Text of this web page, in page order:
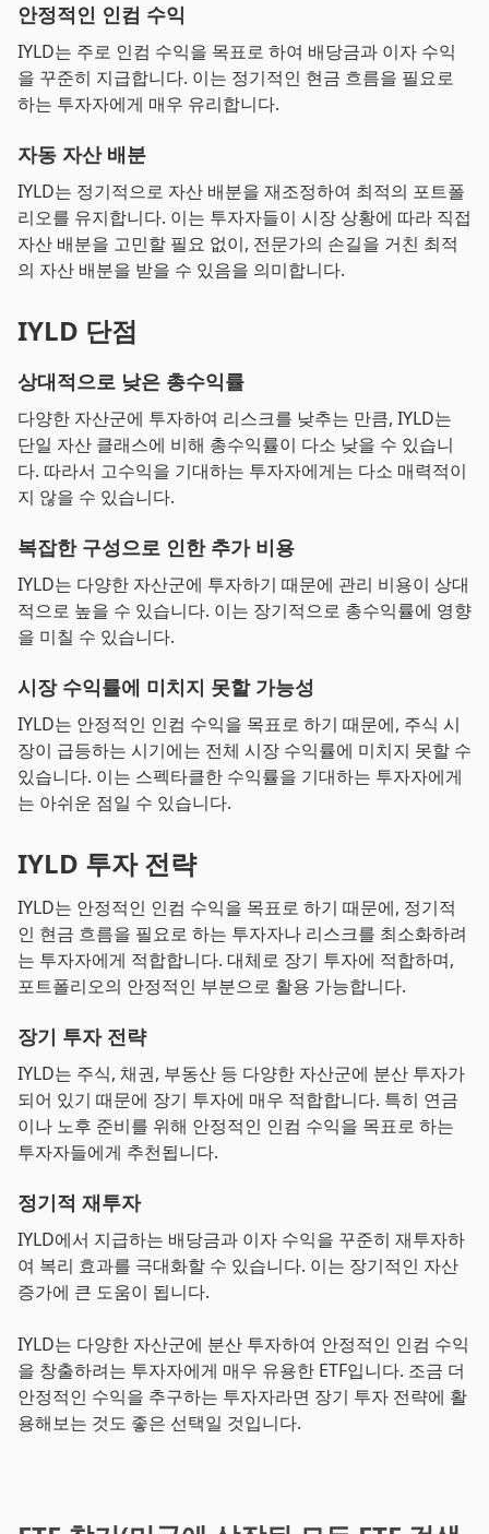
안정적인 인컴 수익
IYLD는 주로 인컴 수익을 목표로 하여 배당금과 이자 수익
을 꾸준히 지급합니다. 이는 정기적인 현금 흐름을 필요로
하는 투자자에게 매우 유리합니다.
자동 자산 배분
IYLD는 정기적으로 자산 배분을 재조정하여 최적의 포트폴
리오를 유지합니다. 이는 투자자들이 시장 상황에 따라 직접
자산 배분을 고민할 필요 없이, 전문가의 손길을 거친 최적
의 자산 배분을 받을 수 있음을 의미합니다.
IYLD 단점
상대적으로 낮은 총수익률
다양한 자산군에 투자하여 리스크를 낮추는 만큼, IYLD는
단일 자산 클래스에 비해 총수익률이 다소 낮을 수 있습니
다. 따라서 고수익을 기대하는 투자자에게는 다소 매력적이
지 않을 수 있습니다.
복잡한 구성으로 인한 추가 비용
IYLD는 다양한 자산군에 투자하기 때문에 관리 비용이 상대
적으로 높을 수 있습니다. 이는 장기적으로 총수익률에 영향
을 미칠 수 있습니다.
시장 수익률에 미치지 못할 가능성
IYLD는 안정적인 인컴 수익을 목표로 하기 때문에, 주식 시
장이 급등하는 시기에는 전체 시장 수익률에 미치지 못할 수
있습니다. 이는 스펙타클한 수익률을 기대하는 투자자에게
는 아쉬운 점일 수 있습니다.
IYLD 투자 전략
IYLD는 안정적인 인컴 수익을 목표로 하기 때문에, 정기적
인 현금 흐름을 필요로 하는 투자자나 리스크를 최소화하려
는 투자자에게 적합합니다. 대체로 장기 투자에 적합하며,
포트폴리오의 안정적인 부분으로 활용 가능합니다.
장기 투자 전략
IYLD는 주식, 채권, 부동산 등 다양한 자산군에 분산 투자가
되어 있기 때문에 장기 투자에 매우 적합합니다. 특히 연금
이나 노후 준비를 위해 안정적인 인컴 수익을 목표로 하는
투자자들에게 추천됩니다.
정기적 재투자
IYLD에서 지급하는 배당금과 이자 수익을 꾸준히 재투자하
여 복리 효과를 극대화할 수 있습니다. 이는 장기적인 자산
증가에 큰 도움이 됩니다.
IYLD는 다양한 자산군에 분산 투자하여 안정적인 인컴 수익
을 창출하려는 투자자에게 매우 유용한 ETF입니다. 조금 더
안정적인 수익을 추구하는 투자자라면 장기 투자 전략에 활
용해보는 것도 좋은 선택일 것입니다.